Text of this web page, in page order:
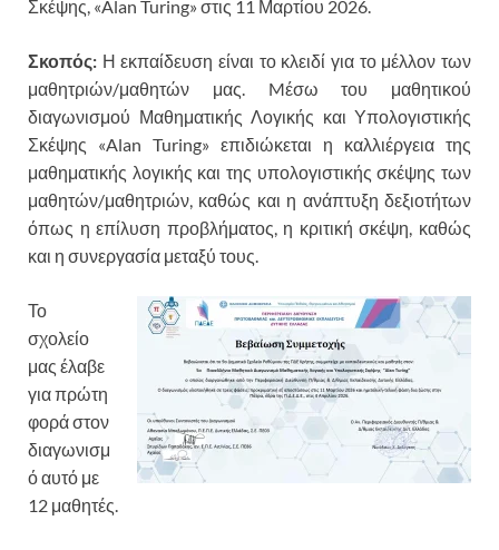
Σκέψης, «Alan Turing» στις 11 Μαρτίου 2026.
Σκοπός: Η εκπαίδευση είναι το κλειδί για το μέλλον των
μαθητριών/μαθητών μας. Mέσω του μαθητικού
διαγωνισμού Μαθηματικής Λογικής και Υπολογιστικής
Σκέψης «Alan Turing» επιδιώκεται η καλλιέργεια της
μαθηματικής λογικής και της υπολογιστικής σκέψης των
μαθητών/μαθητριών, καθώς και η ανάπτυξη δεξιοτήτων
όπως η επίλυση προβλήματος, η κριτική σκέψη, καθώς
και η συνεργασία μεταξύ τους.
Το
σχολείο
μας έλαβε
για πρώτη
φορά στον
διαγωνισμ
ό αυτό με
12 μαθητές.